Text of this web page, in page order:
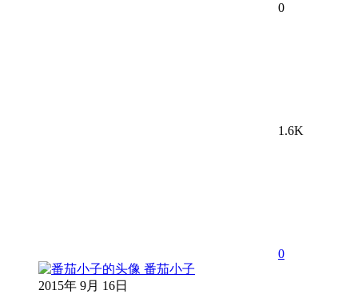
0
1.6K
0
番茄小子
2015年 9月 16日